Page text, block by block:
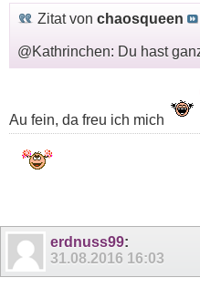
Zitat von chaosqueen
@Kathrinchen: Du hast
Au fein, da freu ich mich
erdnuss99:
31.08.2016 16:03